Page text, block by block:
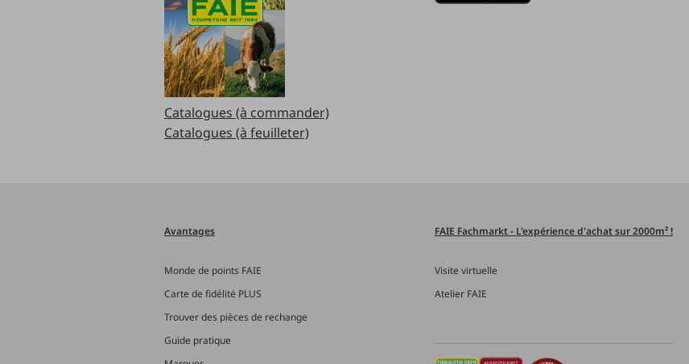
Catalogues (à commander)
Catalogues (à feuilleter)
Avantages
Monde de points FAIE
Carte de fidélité PLUS
Trouver des pièces de rechange
Guide pratique
FAIE Fachmarkt - L'expérience d'achat sur 2000m² !
Visite virtuelle
Atelier FAIE